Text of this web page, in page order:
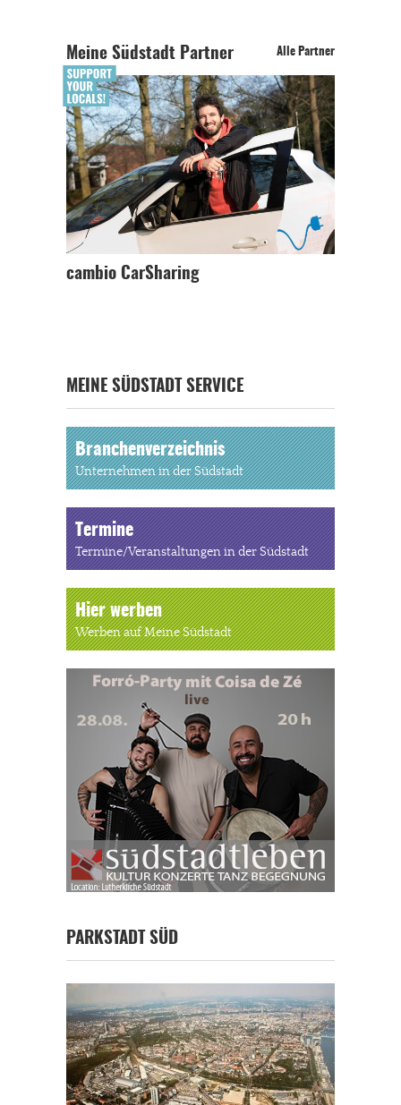
Meine Südstadt Partner Alle Partner
cambio CarSharing
MEINE SÜDSTADT SERVICE
Branchenverzeichnis
Unternehmen in der Südstadt
Termine
Termine/Veranstaltungen in der Südstadt
Hier werben
Werben auf Meine Südstadt
PARKSTADT SÜD